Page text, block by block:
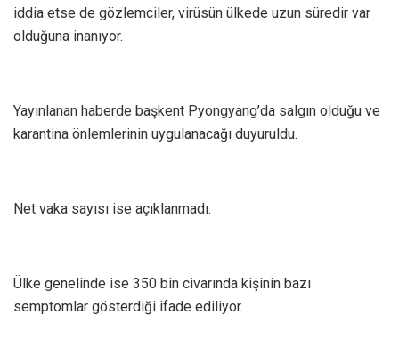
iddia etse de gözlemciler, virüsün ülkede uzun süredir var
olduğuna inanıyor.
Yayınlanan haberde başkent Pyongyang’da salgın olduğu ve
karantina önlemlerinin uygulanacağı duyuruldu.
Net vaka sayısı ise açıklanmadı.
Ülke genelinde ise 350 bin civarında kişinin bazı
semptomlar gösterdiği ifade ediliyor.